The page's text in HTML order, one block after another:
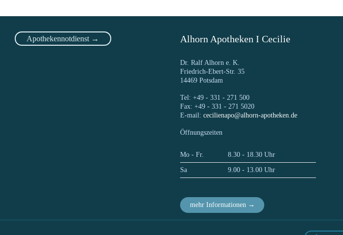
Apothekennotdienst → Alhorn Apotheken I Cecilie
Dr. Ralf Alhorn e. K.
Friedrich-Ebert-Str. 35
14469 Potsdam
Tel: +49 - 331 - 271 500
Fax: +49 - 331 - 271 5020
E-mail: cecilienapo@alhorn-apotheken.de
Öffnungszeiten
Mo - Fr. 8.30 - 18.30 Uhr
Sa 9.00 - 13.00 Uhr
mehr Informationen →